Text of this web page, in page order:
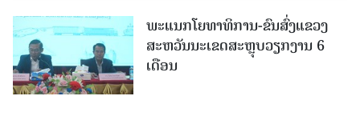
ພະແນກໂຍທາທິການ-ຂົນສົ່ງແຂວງ
ສະຫວັນນະເຂດສະຫຼຸບວຽກງານ 6
ເດືອນ